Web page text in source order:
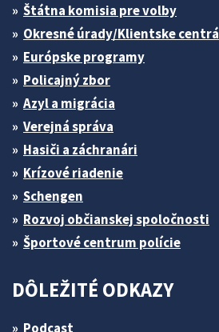
Štátna komisia pre volby
Okresné úrady/Klientske centrá
Európske programy
Policajný zbor
Azyl a migrácia
Verejná správa
Hasiči a záchranári
Krízové riadenie
Schengen
Rozvoj občianskej spoločnosti
Športové centrum polície
DÔLEŽITÉ ODKAZY
Podcast